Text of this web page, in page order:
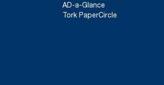
AD-a-Glance
Tork PaperCircle